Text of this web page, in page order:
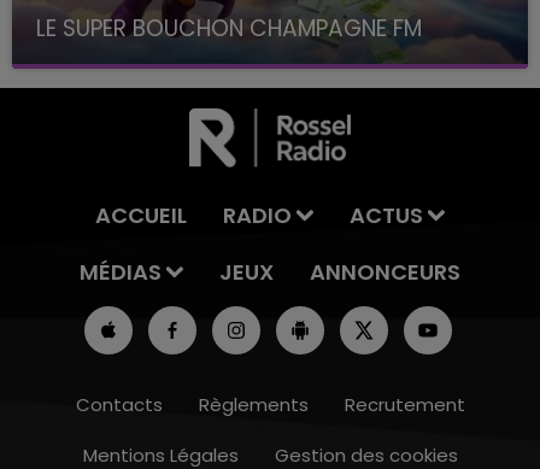
LE SUPER BOUCHON CHAMPAGNE FM
avec La Famille Champagne FM, à 8H10
ACCUEIL RADIO
ACTUS
MÉDIAS
JEUX ANNONCEURS
Contacts Règlements
Recrutement
Mentions Légales
Gestion des cookies